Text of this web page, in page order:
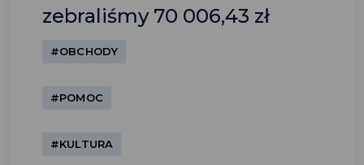
zebraliśmy 70 006,43 zł
#OBCHODY
#POMOC
#KULTURA